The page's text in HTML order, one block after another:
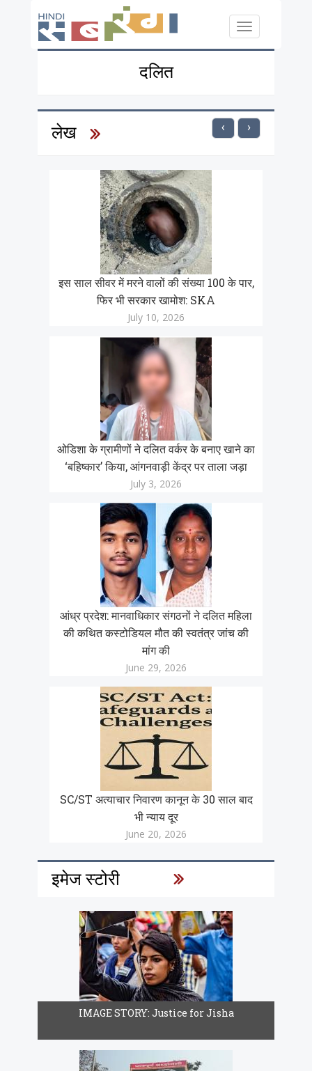
Toggle
navigation
दलित
लेख
इस साल सीवर में मरने वालों की संख्या 100 के पार,
फिर भी सरकार खामोश: SKA
July 10, 2026
ओडिशा के ग्रामीणों ने दलित वर्कर के बनाए खाने का
‘बहिष्कार’ किया, आंगनवाड़ी केंद्र पर ताला जड़ा
July 3, 2026
आंध्र प्रदेश: मानवाधिकार संगठनों ने दलित महिला
की कथित कस्टोडियल मौत की स्वतंत्र जांच की
मांग की
June 29, 2026
SC/ST अत्याचार निवारण कानून के 30 साल बाद
भी न्याय दूर
June 20, 2026
‹ ›
इमेज स्टोरी
IMAGE STORY: Justice for Jisha